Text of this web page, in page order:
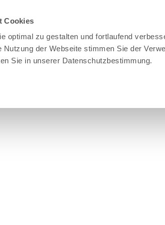
Cookies
optimal zu gestalten und fortlaufend
der Webseite stimmen Sie der
Sie in unserer Datenschutzbestimmung.
und